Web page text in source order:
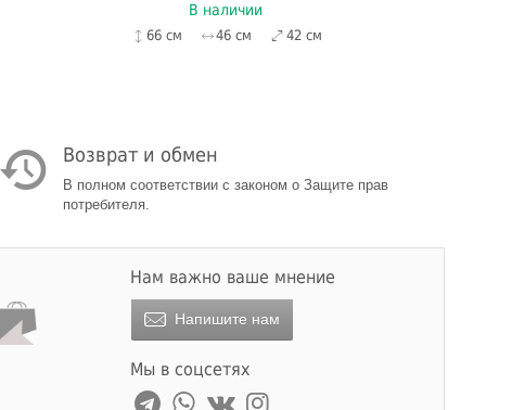
В наличии
66 см 46 см 42 см
Возврат и обмен
В полном соответствии с законом о Защите прав
потребителя.
Нам важно ваше мнение
Напишите нам
Мы в соцсетях